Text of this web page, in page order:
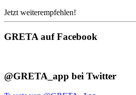
Jetzt weiterempfehlen!
GRETA auf Facebook
@GRETA_app bei Twitter